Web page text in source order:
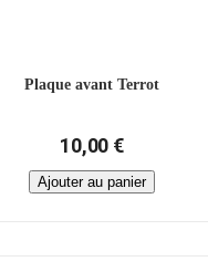
Plaque avant Terrot
10,00 €
Ajouter au panier